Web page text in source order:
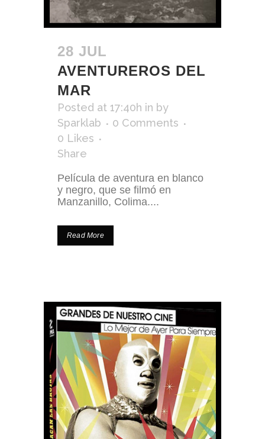
28 JUL
AVENTUREROS DEL
MAR
Posted at 17:40h in by
Sparklab
0 Comments
0 Likes
Share
Película de aventura en blanco
y negro, que se filmó en
Manzanillo, Colima....
Read More